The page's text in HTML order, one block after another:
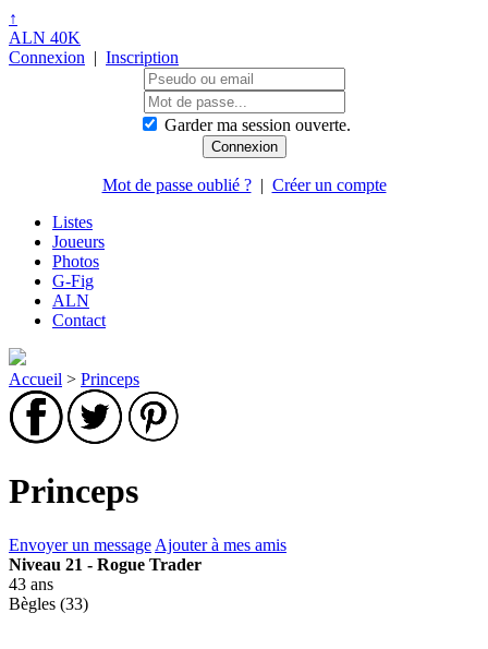
↑
ALN 40K
Connexion | Inscription
Garder ma session ouverte.
Mot de passe oublié ?| Créer un compte
Listes
Joueurs
Photos
G-Fig
ALN
Contact
Accueil > Princeps
Princeps
Envoyer un message Ajouter à mes amis
Niveau 21 - Rogue Trader
43 ans
Bègles (33)